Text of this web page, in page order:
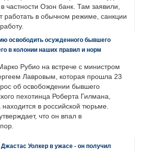
частности Озон банк. Там заявили,
работать в обычном режиме, санкции
освободить осужденного бывшего
в колонии наших правил и норм
Рубио на встрече с министром
Лавровым, которая прошла 23
об освобождении бывшего
пехотинца Роберта Гилмана,
находится в российской тюрьме.
что он впал в
Уолкер в ужасе - он получил